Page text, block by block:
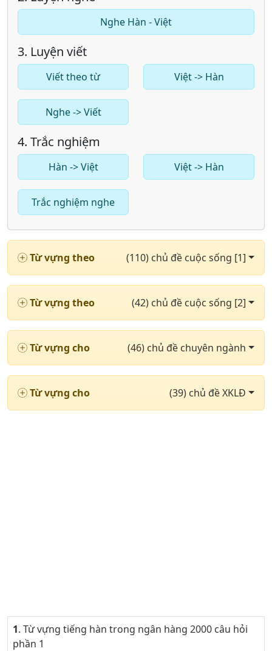
Nghe Hàn - Việt
3. Luyện viết
Viết theo từ Việt -> Hàn
Nghe -> Viết
4. Trắc nghiệm
Hàn -> Việt Việt -> Hàn
Trắc nghiệm nghe
Từ vựng theo (110) chủ đề cuộc sống [1]
Từ vựng theo (42) chủ đề cuộc sống [2]
Từ vựng cho (46) chủ đề chuyên ngành
Từ vựng cho (39) chủ đề XKLĐ
1. Từ vựng tiếng hàn trong ngân hàng 2000 câu hỏi
phần 1